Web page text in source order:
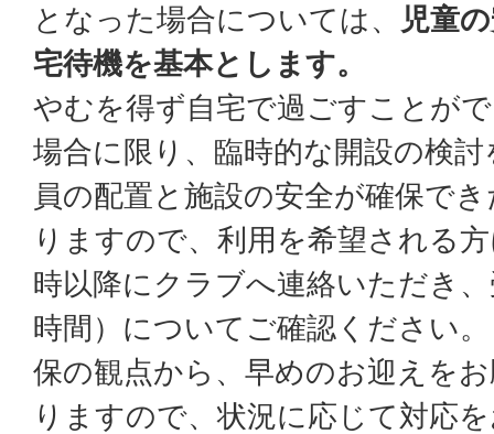
となった場合については、
児童
宅待機を基本とします。
やむを得ず自宅で過ごすことが
場合に限り、臨時的な開設の検
員の配置と施設の安全が確保で
りますので、利用を希望される
時以降にクラブへ連絡いただき
時間）についてご確認ください
保の観点から、早めのお迎えを
りますので、状況に応じて対応